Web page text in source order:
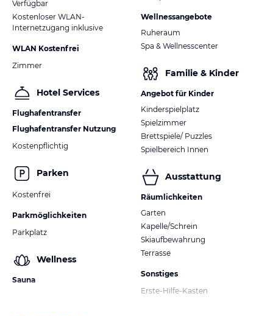
Verfügbar
Kostenloser WLAN-
Internetzugang inklusive
WLAN Kostenfrei
Zimmer
Hotel Services
Flughafentransfer
Flughafentransfer Nutzung
Kostenpflichtig
Parken
Kostenfrei
Parkmöglichkeiten
Parkplatz
Wellness
Sauna
Wellnessangebote
Ruheraum
Spa & Wellnesscenter
Familie & Kinder
Angebot für Kinder
Kinderspielplatz
Spielzimmer
Brettspiele/ Puzzles
Spielbereich Innen
Ausstattung
Räumlichkeiten
Garten
Kapelle/Schrein
Skiaufbewahrung
Terrasse
Sonstiges
Erste-Hilfe-Kasten